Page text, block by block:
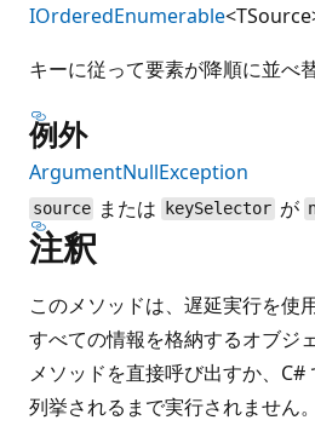
IOrderedEnumerable
キーに従って要素が降順に並べ
例外
ArgumentNullException
source または keySelector が
注釈
このメソッドは、遅延実行を使
すべての情報を格納するオブジ
メソッドを直接呼び出すか、C#
列挙されるまで実行されません。